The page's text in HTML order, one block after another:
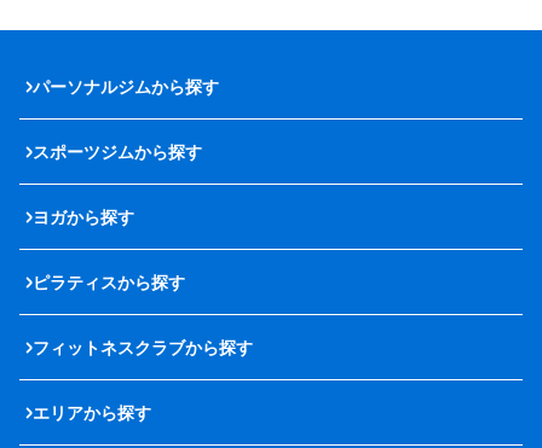
パーソナルジムから探す
スポーツジムから探す
ヨガから探す
ピラティスから探す
フィットネスクラブから探す
エリアから探す